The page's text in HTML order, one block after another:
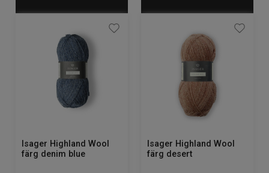
Isager Highland Wool
färg denim blue
Isager Highland Wool
färg desert